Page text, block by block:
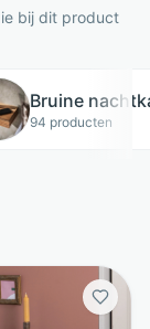
bij dit product
Bruine
94 producten